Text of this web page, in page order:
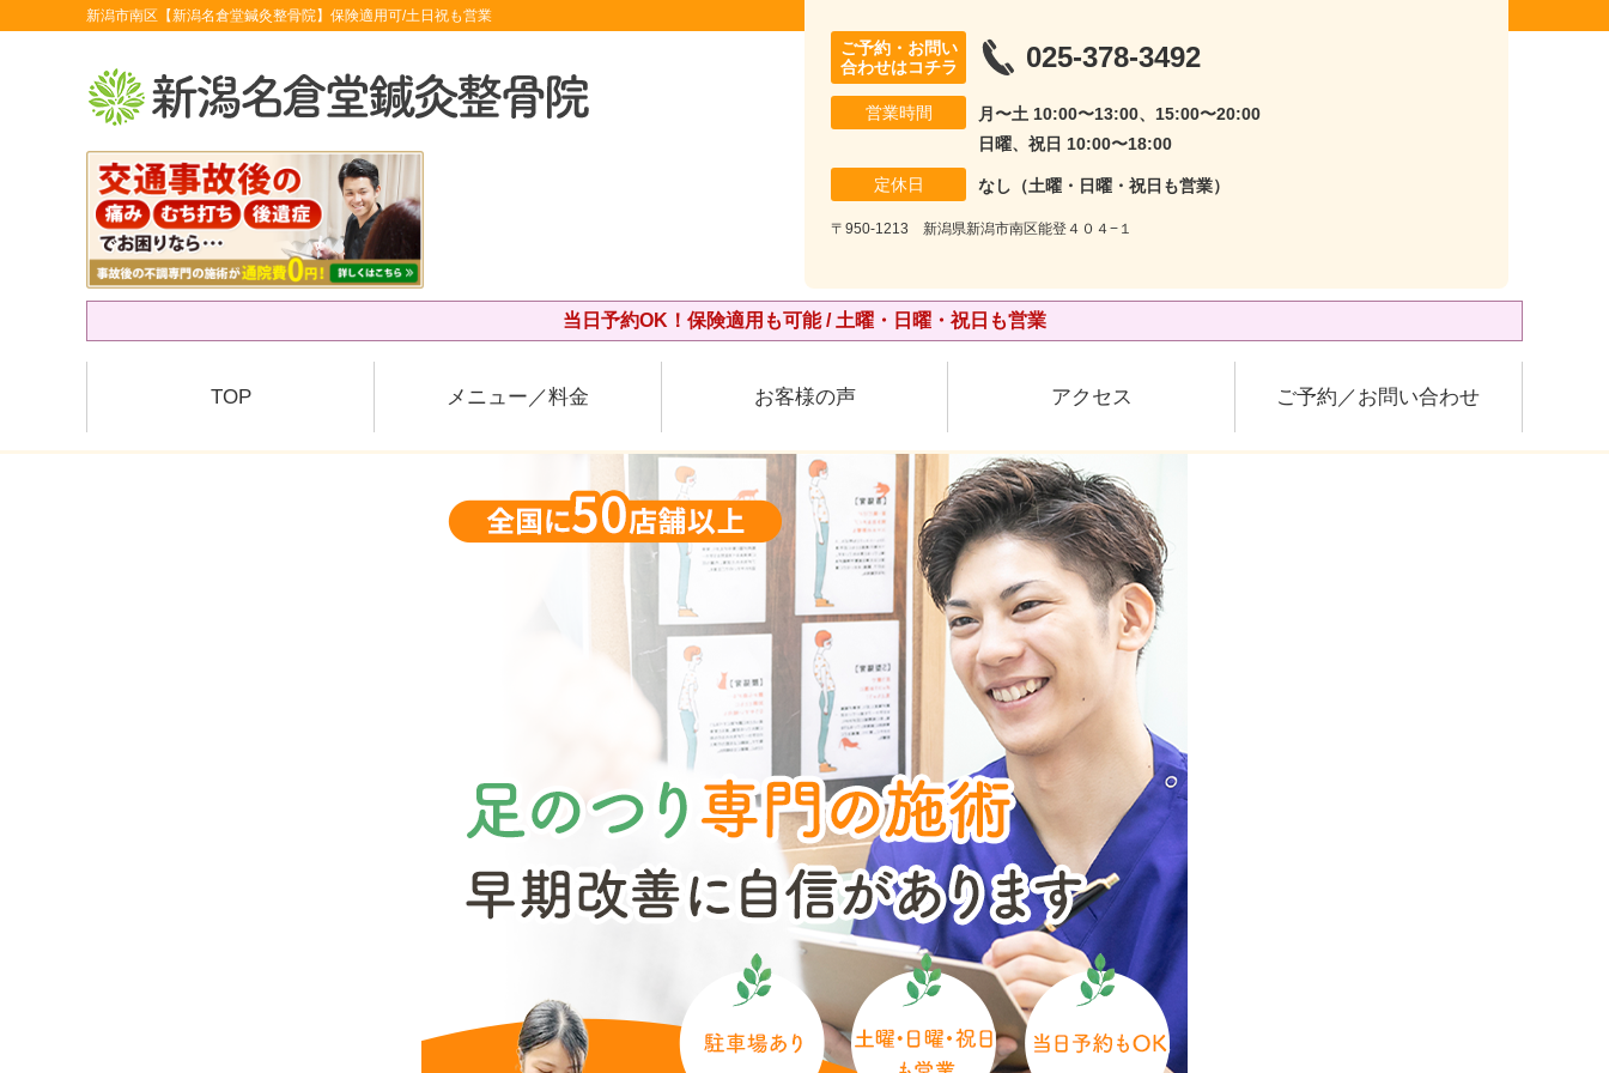
新潟市南区【新潟名倉堂鍼灸整骨院】保険適用可/土日祝も営業
ご予約・お問い
合わせはコチラ
025-378-3492
営業時間
月〜土 10:00〜13:00、15:00〜20:00
日曜、祝日 10:00〜18:00
定休日 なし（土曜・日曜・祝日も営業）
〒950-1213 新潟県新潟市南区能登４０４−１
当日予約OK！保険適用も可能 / 土曜・日曜・祝日も営業
TOP メニュー／料金 お客様の声 アクセス ご予約／お問い合わせ